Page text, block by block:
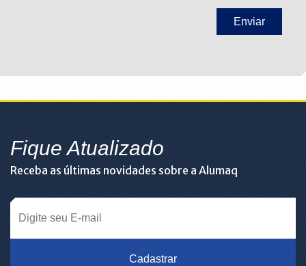
Fique Atualizado
Receba as últimas novidades sobre a Alumaq
Cadastrar